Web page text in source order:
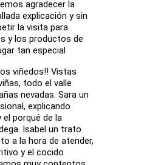
agradecer la
explicación y sin
la visita para
y los productos de
tan especial
viñedos!! Vistas
todo el valle
nevadas. Sara un
explicando
porqué de la
Isabel un trato
a la hora de atender,
y el cocido